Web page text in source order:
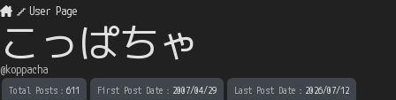
User Page
こっぱちゃ
@koppacha
Total Posts ： 611 First Post Date ： 2007/04/29 Last Post Date ： 2026/07/12